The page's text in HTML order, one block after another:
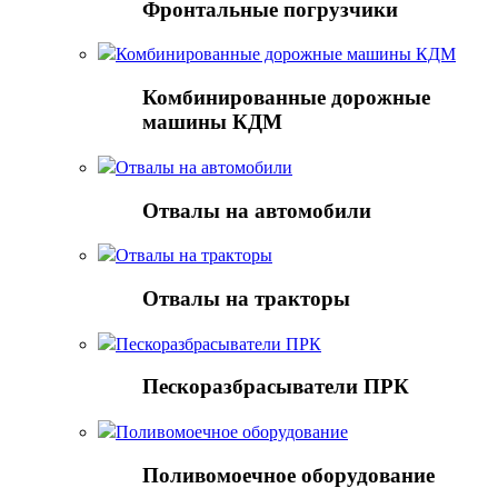
Фронтальные погрузчики
Комбинированные дорожные машины КДМ
Комбинированные дорожные
машины КДМ
Отвалы на автомобили
Отвалы на автомобили
Отвалы на тракторы
Отвалы на тракторы
Пескоразбрасыватели ПРК
Пескоразбрасыватели ПРК
Поливомоечное оборудование
Поливомоечное оборудование